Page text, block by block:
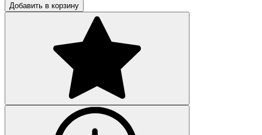
Добавить в корзину